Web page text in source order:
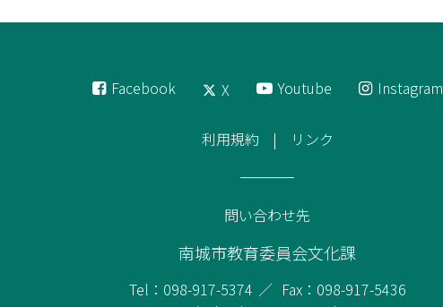
Facebook X Youtube Instagram
利用規約 リンク
問い合わせ先
南城市教育委員会文化課
Tel：098-917-5374
Fax：098-917-5436